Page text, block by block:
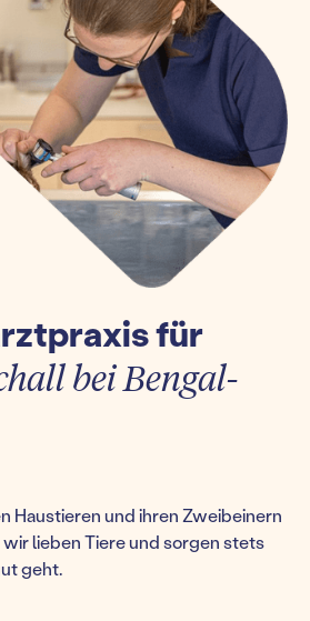
für
bei Bengal-
Haustieren und ihren Zweibeinern
lieben Tiere und sorgen stets
geht.